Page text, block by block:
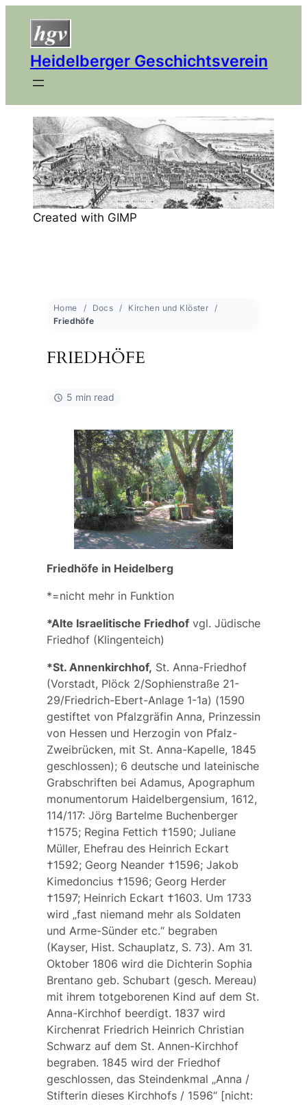
Heidelberger Geschichtsverein
Created with GIMP
Home Docs
Kirchen und Klöster
Friedhöfe
FRIEDHÖFE
5 min read
Friedhöfe in Heidelberg
*=nicht mehr in Funktion
*Alte Israelitische Friedhofvgl. Jüdische
Friedhof(Klingenteich)
*St. Annenkirchhof, St. Anna-Friedhof
(Vorstadt, Plöck 2/Sophienstraße 21-
29/Friedrich-Ebert-Anlage 1-1a) (1590
gestiftet von Pfalzgräfin Anna, Prinzessin
von Hessen und Herzogin von Pfalz-
Zweibrücken, mit St. Anna-Kapelle, 1845
geschlossen); 6 deutsche und lateinische
Grabschriften bei Adamus, Apographum
monumentorum Haidelbergensium, 1612,
114/117: Jörg Bartelme Buchenberger
†1575; Regina Fettich †1590; Juliane
Müller, Ehefrau des Heinrich Eckart
†1592; Georg Neander†1596; Jakob
Kimedoncius†1596; Georg Herder
†1597; Heinrich Eckart †1603. Um 1733
wird „fast niemand mehr als Soldaten
und Arme-Sünder etc.“ begraben
(Kayser, Hist. Schauplatz, S. 73). Am 31.
Oktober 1806 wird die Dichterin Sophia
Brentano geb. Schubart (gesch. Mereau)
mit ihrem totgeborenen Kind auf dem St.
Anna-Kirchhof beerdigt. 1837 wird
Kirchenrat Friedrich Heinrich Christian
Schwarz auf dem St. Annen-Kirchhof
begraben. 1845 wird der Friedhof
geschlossen, das Steindenkmal „Anna /
Stifterin dieses Kirchhofs / 1596“ [nicht: